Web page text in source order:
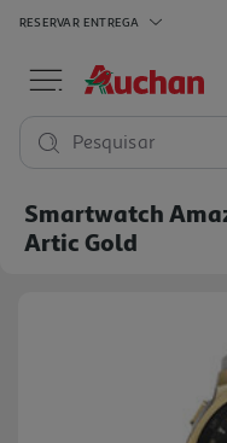
RESERVAR ENTREGA
Pesquisar
Smartwatch
Artic Gold